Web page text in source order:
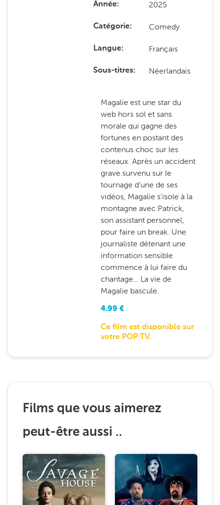
Année 2025
Catégorie Comedy
Langue Français
Sous-titres Néerlandais
Magalie est une star du
web hors sol et sans
morale qui gagne des
fortunes en postant des
contenus choc sur les
réseaux. Après un accident
grave survenu sur le
tournage d'une de ses
vidéos, Magalie s'isole à la
montagne avec Patrick,
son assistant personnel,
pour faire un break. Une
journaliste détenant une
information sensible
commence à lui faire du
chantage… La vie de
Magalie bascule.
4.99 €
Ce film est disponible sur
votre POP TV.
Films que vous aimerez
peut-être aussi ..